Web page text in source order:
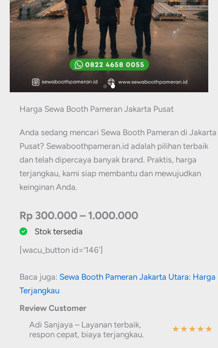
Harga Sewa Booth Pameran Jakarta Pusat
Anda sedang mencari Sewa Booth Pameran di Jakarta
Pusat? Sewaboothpameran.id adalah pilihan terbaik
dan telah dipercaya banyak brand. Praktis, harga
terjangkau, kami siap membantu dan mewujudkan
keinginan Anda.
Rp 300.000 – 1.000.000
Stok tersedia
[wacu_button id=’146′]
Baca juga: Sewa Booth Pameran Jakarta Utara: Harga
Terjangkau
Review Customer
Adi Sanjaya – Layanan terbaik,
respon cepat, biaya terjangkau.
★★★★★